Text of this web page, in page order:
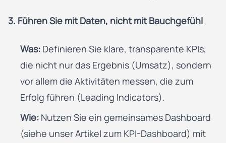
3. Führen Sie mit Daten, nicht mit Bauchgefühl
Was: Definieren Sie klare, transparente KPIs,
die nicht nur das Ergebnis (Umsatz), sondern
vor allem die Aktivitäten messen, die zum
Erfolg führen (Leading Indicators).
Wie: Nutzen Sie ein gemeinsames Dashboard
(siehe unser Artikel zum KPI-Dashboard) mit